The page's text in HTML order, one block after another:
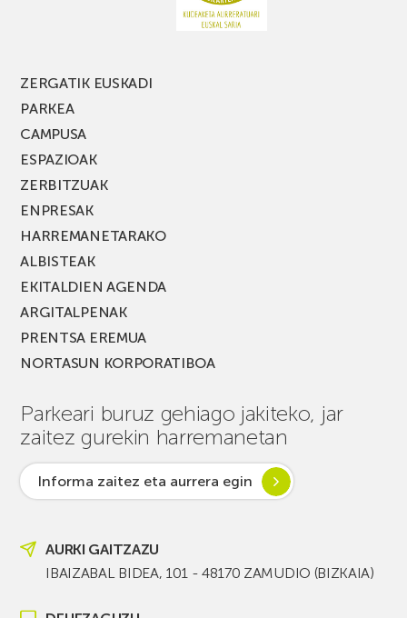
ZERGATIK EUSKADI
PARKEA
CAMPUSA
ESPAZIOAK
ZERBITZUAK
ENPRESAK
HARREMANETARAKO
ALBISTEAK
EKITALDIEN AGENDA
ARGITALPENAK
PRENTSA EREMUA
NORTASUN KORPORATIBOA
Parkeari buruz gehiago jakiteko, jar
zaitez gurekin harremanetan
Informa zaitez eta aurrera egin
AURKI GAITZAZU
IBAIZABAL BIDEA, 101 - 48170 ZAMUDIO (BIZKAIA)